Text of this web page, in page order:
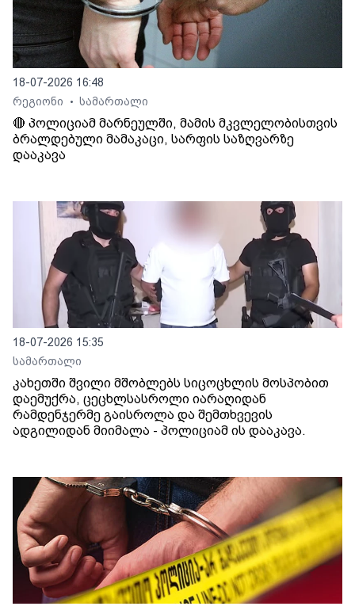
18-07-2026 16:48
რეგიონი
• სამართალი
🔴 პოლიციამ მარნეულში, მამის მკვლელობისთვის
ბრალდებული მამაკაცი, სარფის საზღვარზე
დააკავა
18-07-2026 15:35
სამართალი
კახეთში შვილი მშობლებს სიცოცხლის მოსპობით
დაემუქრა, ცეცხლსასროლი იარაღიდან
რამდენჯერმე გაისროლა და შემთხვევის
ადგილიდან მიიმალა - პოლიციამ ის დააკავა.